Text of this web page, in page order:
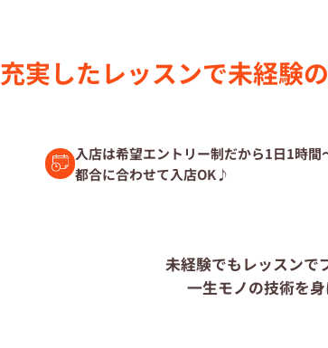
セラピスト募集中の店舗検索
復職セラピスト募集
充実したレッスンで未経験
入店は希望エントリー制だから1日1時間
都合に合わせて入店OK♪
未経験でもレッスンで
一生モノの技術を